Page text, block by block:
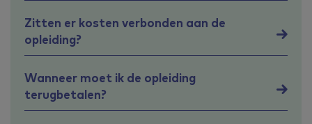
Zitten er kosten verbonden aan de
opleiding?
Wanneer moet ik de opleiding
terugbetalen?